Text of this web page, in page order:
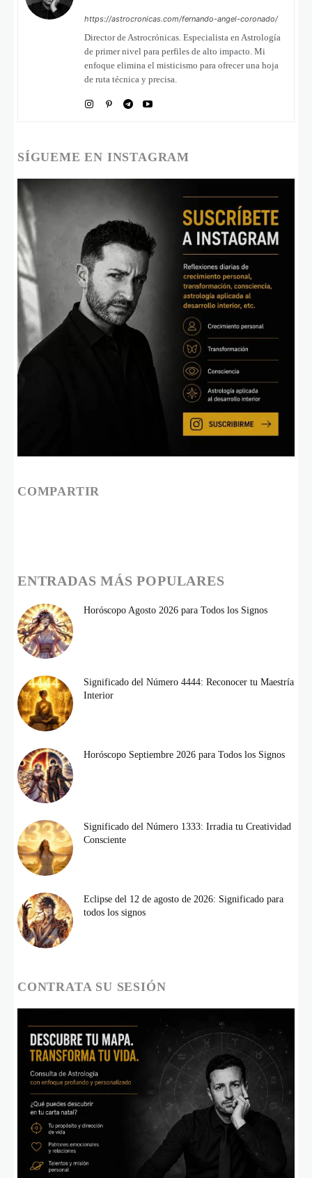
https://astrocronicas.com/fernando-angel-coronado/
Director de Astrocrónicas. Especialista en Astrología
de primer nivel para perfiles de alto impacto. Mi
enfoque elimina el misticismo para ofrecer una hoja
de ruta técnica y precisa.
SÍGUEME EN INSTAGRAM
COMPARTIR
ENTRADAS MÁS POPULARES
Horóscopo Agosto 2026 para Todos los Signos
Significado del Número 4444: Reconocer tu Maestría
Interior
Horóscopo Septiembre 2026 para Todos los Signos
Significado del Número 1333: Irradia tu Creatividad
Consciente
Eclipse del 12 de agosto de 2026: Significado para
todos los signos
CONTRATA SU SESIÓN